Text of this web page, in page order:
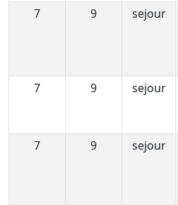
7
9 sejour
7
9 sejour
7
9 sejour